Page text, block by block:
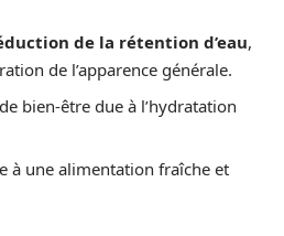
de la rétention d’eau,
de l’apparence générale.
bien-être due à l’hydratation
à une alimentation fraîche et